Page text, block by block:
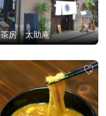
茶房 太助庵